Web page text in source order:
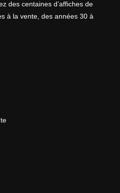
des centaines d’affiches de
à la vente, des années 30 à